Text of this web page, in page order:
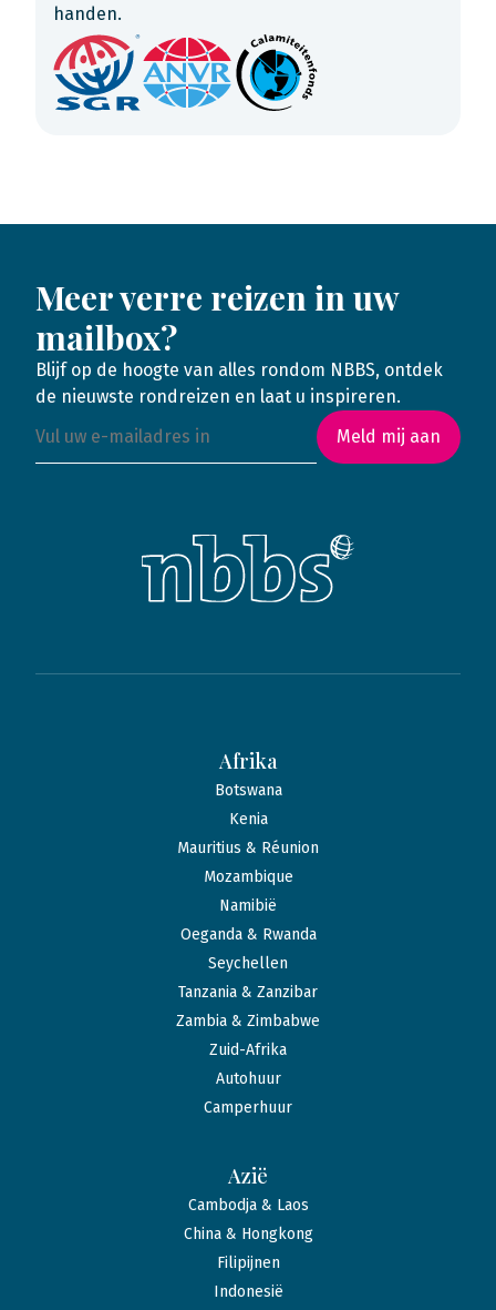
handen.
Meer verre reizen in uw
mailbox?
Blijf op de hoogte van alles rondom NBBS, ontdek
de nieuwste rondreizen en laat u inspireren.
Meld mij aan
Afrika
Botswana
Kenia
Mauritius & Réunion
Mozambique
Namibië
Oeganda & Rwanda
Seychellen
Tanzania & Zanzibar
Zambia & Zimbabwe
Zuid-Afrika
Autohuur
Camperhuur
Azië
Cambodja & Laos
China & Hongkong
Filipijnen
Indonesië